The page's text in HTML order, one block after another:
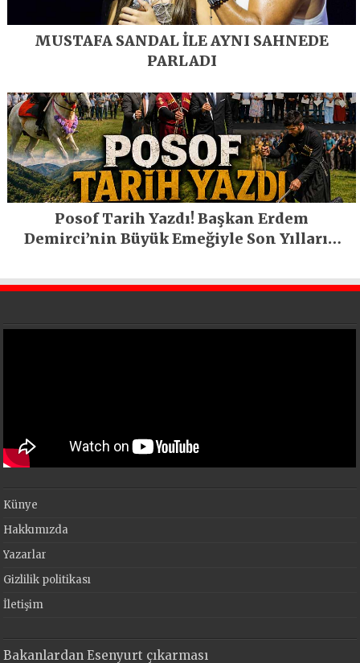
MUSTAFA SANDAL İLE AYNI SAHNEDE
PARLADI
Posof Tarih Yazdı! Başkan Erdem
Demirci’nin Büyük Emeğiyle Son Yılların
Künye
Hakkımızda
Yazarlar
Gizlilik politikası
İletişim
Bakanlardan Esenyurt çıkarması